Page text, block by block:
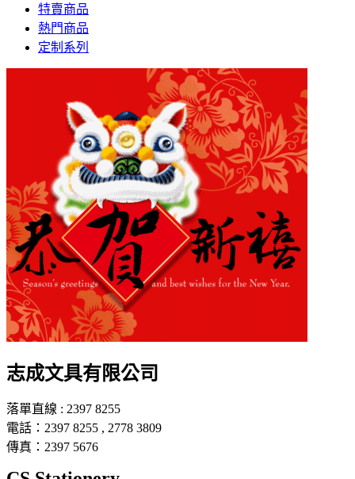
特賣商品
熱門商品
定制系列
志成文具有限公司
落單直線 : 2397 8255
電話：2397 8255 , 2778 3809
傳真：2397 5676